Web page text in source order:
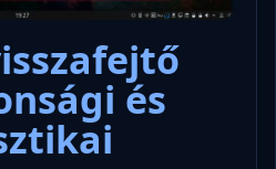
és